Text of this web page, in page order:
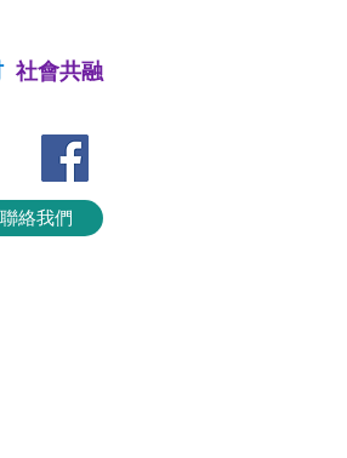
社會共融
社會共融
聯絡我們